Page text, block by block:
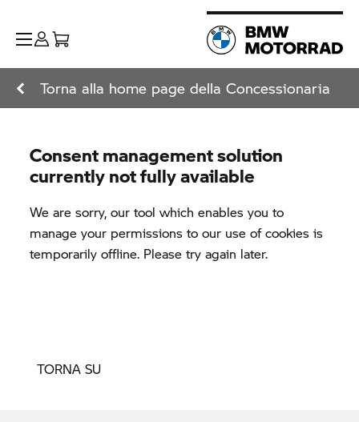
Torna alla home page della Concessionaria
TORNA SU